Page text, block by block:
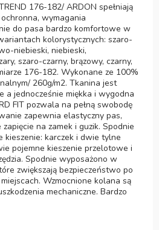
176-182/ ARDON spełniają
wymagania
do pasa bardzo komfortowe w
kolorystycznych: szaro-
niebieski, niebieski,
szaro-czarny, brązowy, czarny,
176-182. Wykonane ze 100%
260g/m2. Tkanina jest
a jednocześnie miękka i wygodna
FIT pozwala na pełną swobodę
zapewnia elastyczny pas,
na zamek i guzik. Spodnie
kieszenie: karczek i dwie tylne
pojemne kieszenie przelotowe i
Spodnie wyposażono w
zwiększają bezpieczeństwo po
Wzmocnione kolana są
mechaniczne. Bardzo